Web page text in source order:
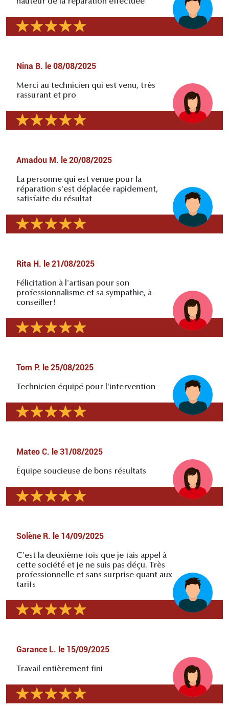
Nina B. le 08/08/2025
Merci au technicien qui est venu, très
rassurant et pro
Amadou M. le 20/08/2025
La personne qui est venue pour la
réparation s'est déplacée rapidement,
satisfaite du résultat
Rita H. le 21/08/2025
Félicitation à l'artisan pour son
professionnalisme et sa sympathie, à
conseiller!
Tom P. le 25/08/2025
Technicien équipé pour l'intervention
Mateo C. le 31/08/2025
Équipe soucieuse de bons résultats
Solène R. le 14/09/2025
C'est la deuxième fois que je fais appel à
cette société et je ne suis pas déçu. Très
professionnelle et sans surprise quant aux
tarifs
Garance L. le 15/09/2025
Travail entièrement fini